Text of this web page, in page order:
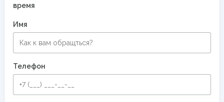
время
Имя
Телефон